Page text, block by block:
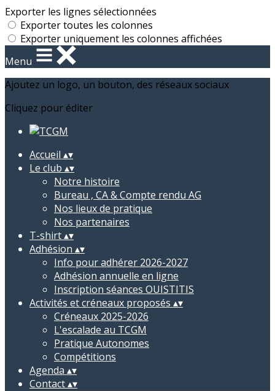
Exporter les lignes sélectionnées
Exporter toutes les colonnes
Exporter uniquement les colonnes affichées
Menu
Ajoutez un logo, un bouton, des réseaux sociaux
Cliquez pour éditer
Accueil ▴▾
Le club ▴▾
Notre histoire
Bureau , CA & Compte rendu AG
Nos lieux de pratique
Nos partenaires
T-shirt▴▾
Adhésion ▴▾
Info pour adhérer 2026-2027
Adhésion annuelle en ligne
Inscription séances OUISTITIS
Activités et créneaux proposés ▴▾
Créneaux 2025-2026
L'escalade au TCGM
Pratique Autonomes
Compétitions
Agenda ▴▾
Contact▴▾